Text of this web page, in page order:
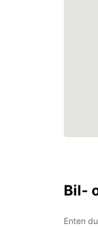
Bil-
Enten